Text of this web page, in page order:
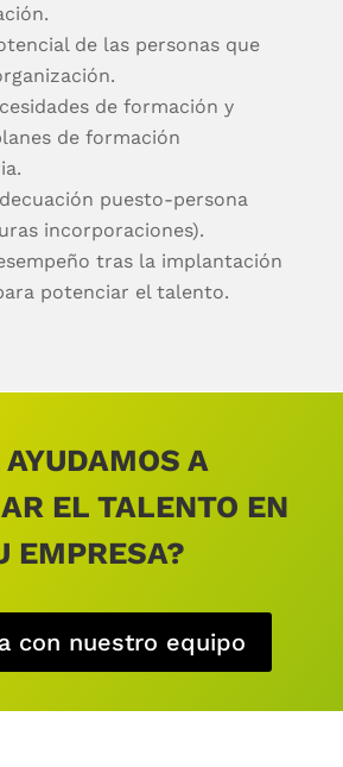
de las personas que
de formación y
de formación
puesto-persona
incorporaciones).
tras la implantación
potenciar el talento.
AYUDAMOS A
EL TALENTO EN
EMPRESA?
con nuestro equipo